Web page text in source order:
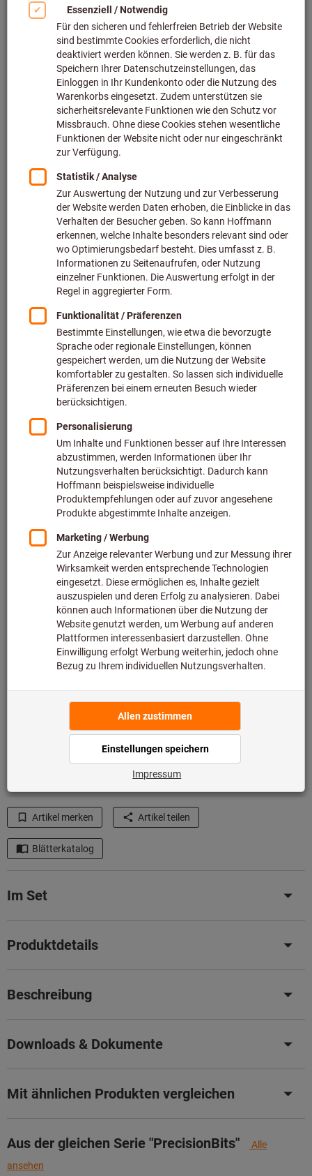
Bild zum Vergrößern anklicken
Preis pro 1 Stück
zzgl. Versandkosten
Netto: 4,01 €
ab 1 Stück 4,77 €/ 1 Stück
ab 10 Stück
3,97 €/ 1 Stück
Torx®-Profil:
TX5
TX20 TX25 TX30 TX40
Wollen Sie mehrere Varianten gleichzeitig bestellen?
Zur Schnellerfassung
In den Warenkorb
Lieferzeit ca.1-2 Werktage
Artikel merken Artikel teilen
Blätterkatalog
Im Set
Produktdetails
Beschreibung
Downloads & Dokumente
Mit ähnlichen Produkten vergleichen
Aus der gleichen Serie "PrecisionBits"
Alle
ansehen